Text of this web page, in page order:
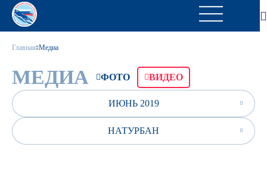
Главная Медиа
МЕДИА ФОТО ВИДЕО
ИЮНЬ 2019
НАТУРБАН